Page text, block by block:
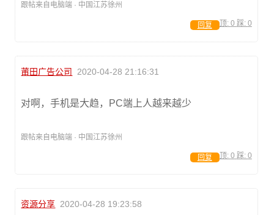
跟帖来自电脑端 · 中国江苏徐州
顶: 0 踩: 0
回复
莆田广告公司 2020-04-28 21:16:31
对啊，手机是大趋，PC端上人越来越少
跟帖来自电脑端 · 中国江苏徐州
顶: 0 踩: 0
回复
资源分享 2020-04-28 19:23:58